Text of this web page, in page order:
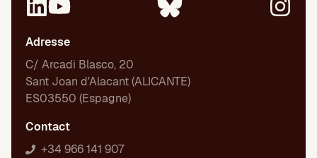
Adresse
C/ Arcadi Blasco, 20
Sant Joan d'Alacant (ALICANTE)
ES03550 (Espagne)
Contact
+34 966 141 907